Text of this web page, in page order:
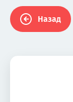
Назад